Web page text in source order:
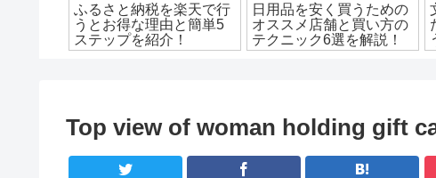
ふるさと納税を楽天で行
うとお得な理由と簡単5
ステップを紹介！
日用品を安く買うための
オススメ店舗と買い方の
テクニック6選を解説！
Top view of woman holding gift